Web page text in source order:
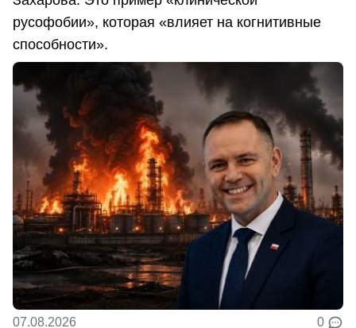
русофобии», которая «влияет на когнитивные
способности».
07.08.2026 0